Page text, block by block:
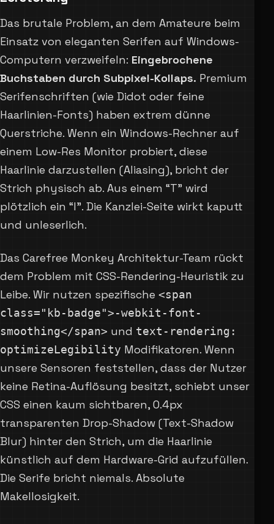
Das brutale Problem, an dem Amateure beim
Einsatz von eleganten Serifen auf Windows-
Computern verzweifeln: Eingebrochene
Buchstaben durch Subpixel-Kollaps. Premium
Serifenschriften (wie Didot oder feine
Haarlinien-Fonts) haben extrem dünne
Querstriche. Wenn ein Windows-Rechner auf
einem Low-Res Monitor probiert, diese
Haarlinie darzustellen (Aliasing), bricht der
Strich physisch ab. Aus einem “T” wird
plötzlich ein “I”. Die Kanzlei-Seite wirkt kaputt
und unleserlich.
Das Carefree Monkey Architektur-Team rückt
dem Problem mit CSS-Rendering-Heuristik zu
Leibe. Wir nutzen spezifische <span
class="kb-badge">-webkit-font-
smoothing</span> und text-rendering:
optimizeLegibility Modifikatoren. Wenn
unsere Sensoren feststellen, dass der Nutzer
keine Retina-Auflösung besitzt, schiebt unser
CSS einen kaum sichtbaren, 0.4px
transparenten Drop-Shadow (Text-Shadow
Blur) hinter den Strich, um die Haarlinie
künstlich auf dem Hardware-Grid aufzufüllen.
Die Serife bricht niemals. Absolute
Makellosigkeit.